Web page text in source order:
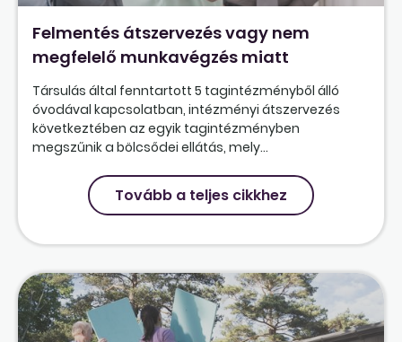
Felmentés átszervezés vagy nem
megfelelő munkavégzés miatt
Társulás által fenntartott 5 tagintézményből álló
óvodával kapcsolatban, intézményi átszervezés
következtében az egyik tagintézményben
megszűnik a bölcsődei ellátás, mely...
Tovább a teljes cikkhez